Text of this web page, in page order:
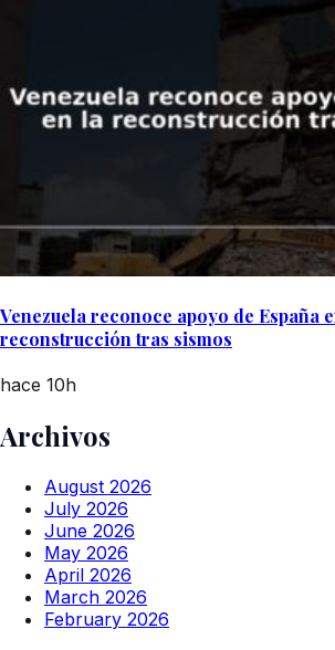
Venezuela reconoce apoyo de España
reconstrucción tras sismos
hace 10h
Archivos
August 2026
July 2026
June 2026
May 2026
April 2026
March 2026
February 2026